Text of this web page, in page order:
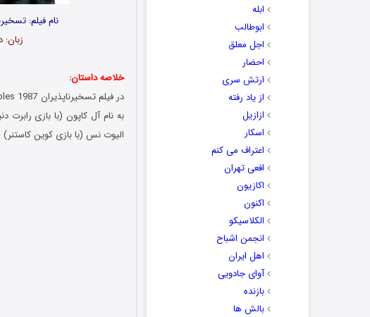
ابله
ابوطالب
اجل معلق
احضار
ارتش سری
از یاد رفته
ازازیل
اسکار
اعتراف می کنم
افعی تهران
اکازیون
اکنون
الکلاسیکو
انجمن اشباح
اهل ایران
آوای جادویی
بازنده
بالش ها
نام فیلم:
زبان:
خلاصه داستان:
به نام آل کاپون (با بازی رابرت
الیوت نس (با بازی کوین کاستنر)